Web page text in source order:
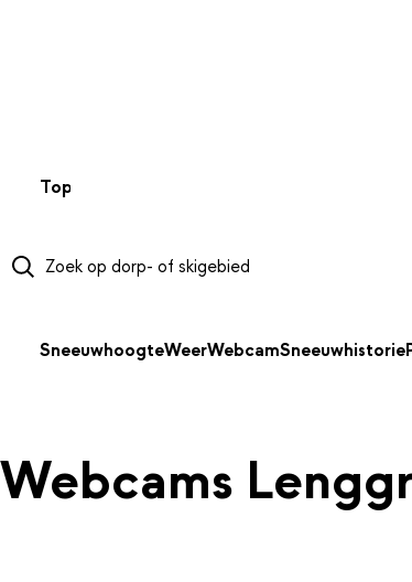
Top 50
SneeuwhoogteWeerWebcamSneeuwhistorie
Webcams